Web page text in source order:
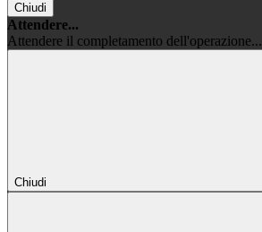
Chiudi
Attendere...
Attendere il completamento dell'operazione...
Chiudi